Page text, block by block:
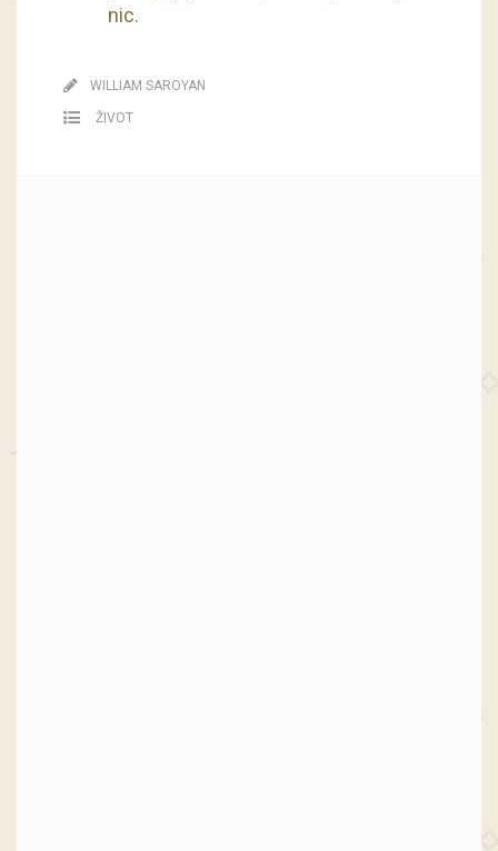
nic.
WILLIAM SAROYAN
ŽIVOT